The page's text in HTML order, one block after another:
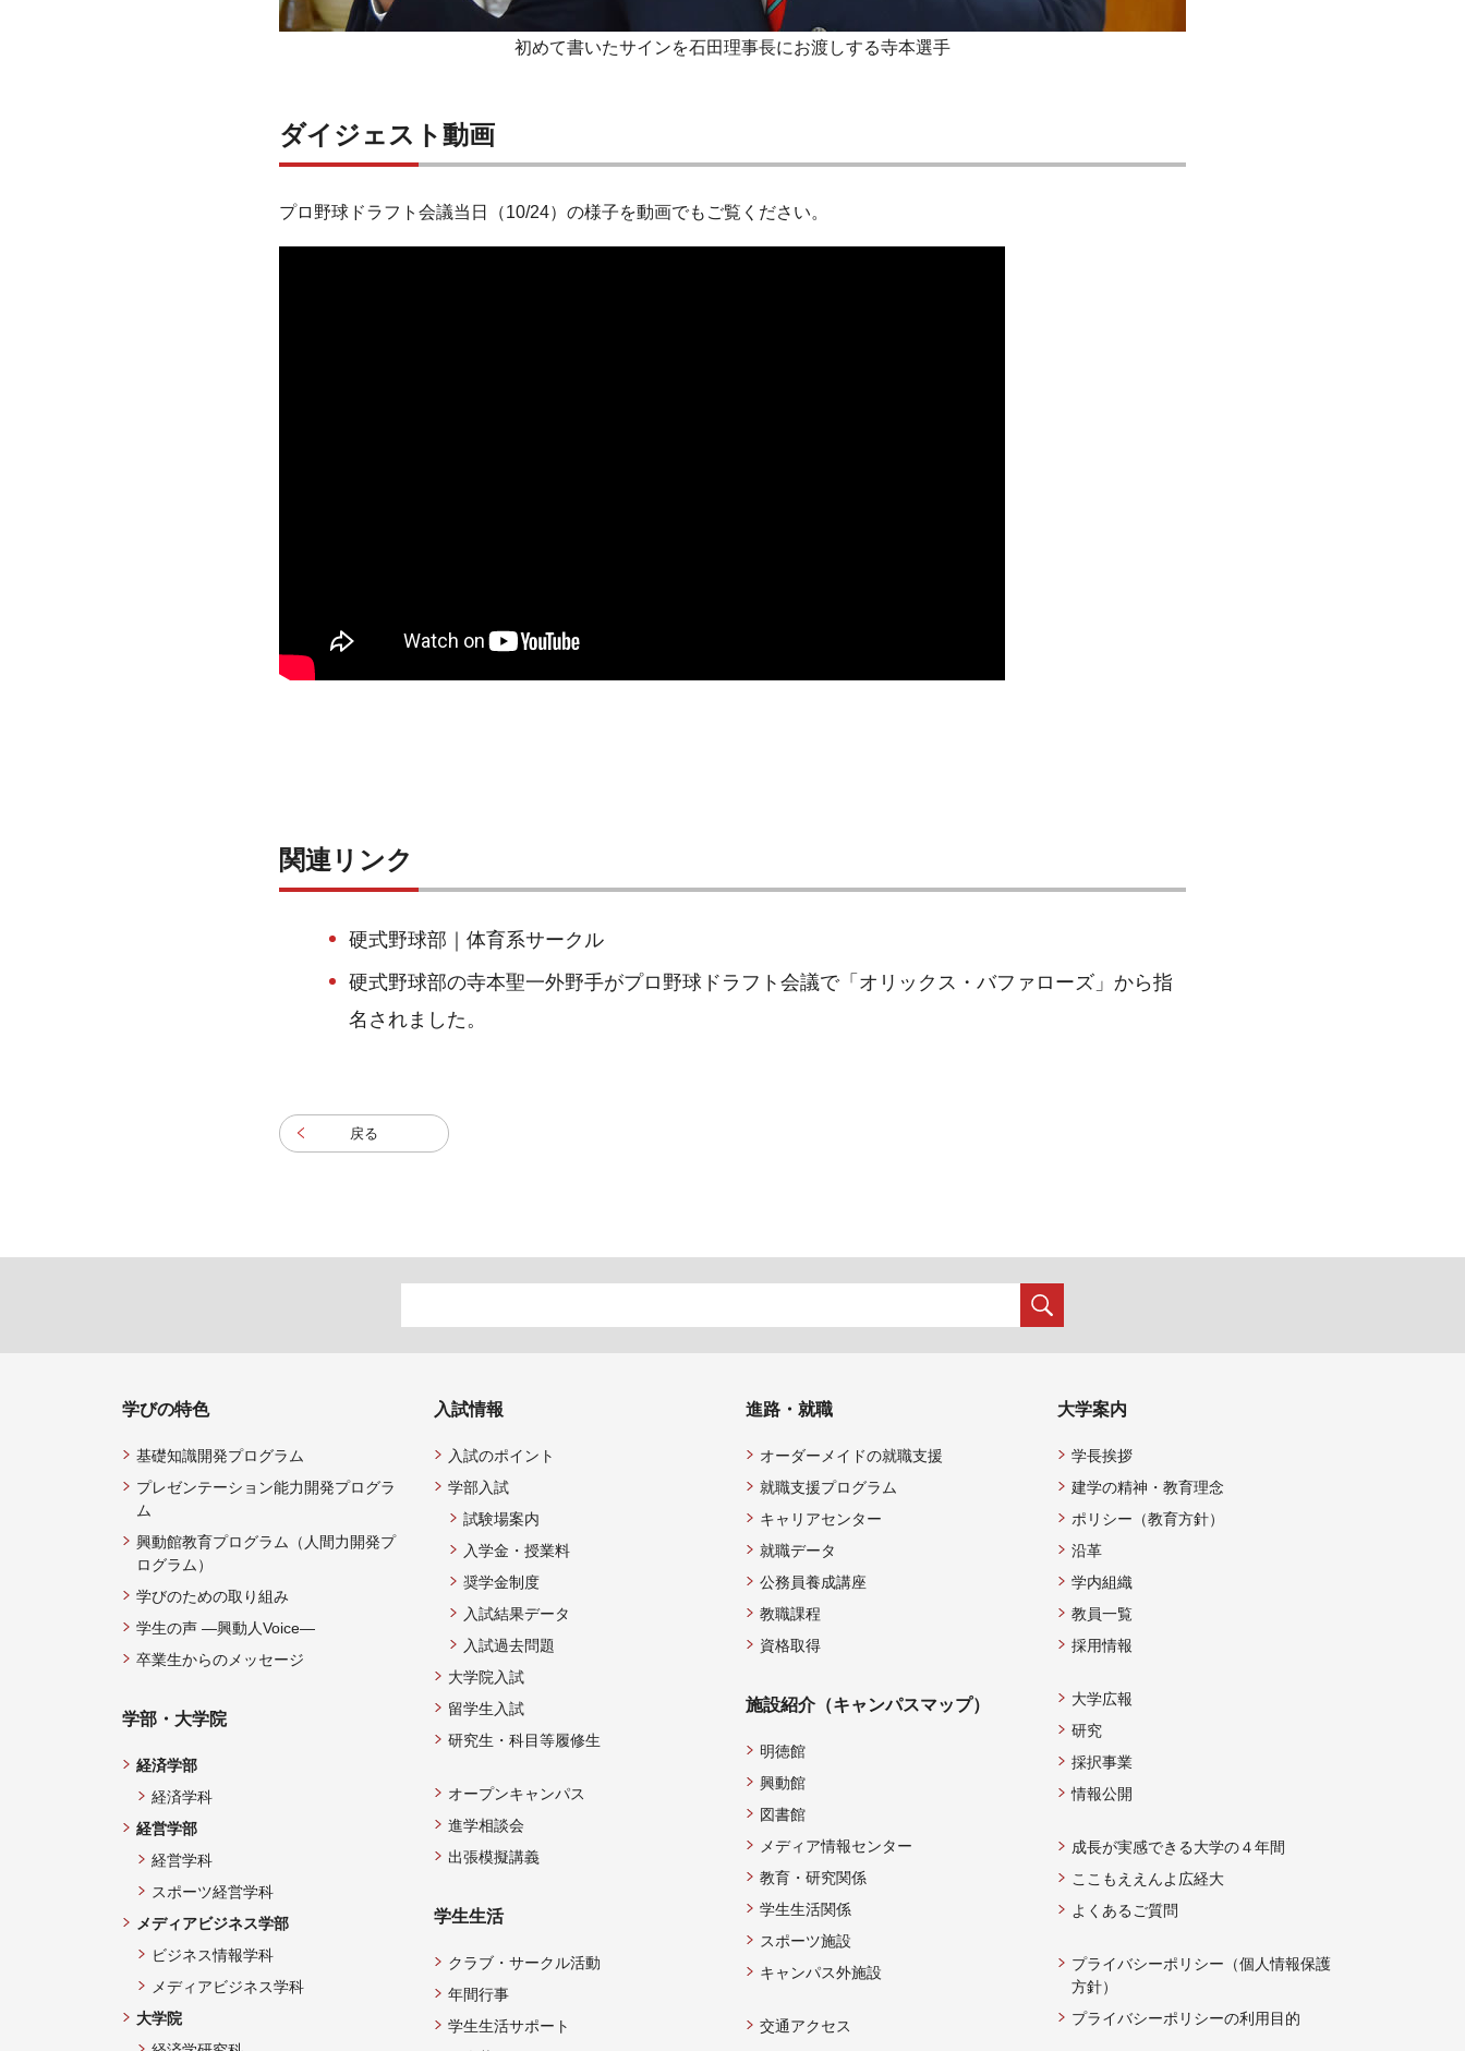
初めて書いたサインを石田理事長にお渡しする寺本選手
ダイジェスト動画
プロ野球ドラフト会議当日（10/24）の様子を動画でもご覧ください。
関連リンク
硬式野球部｜体育系サークル
硬式野球部の寺本聖一外野手がプロ野球ドラフト会議で「オリックス・バファローズ」から指
名されました。
戻る
学びの特色
基礎知識開発プログラム
プレゼンテーション能力開発プログラ
ム
興動館教育プログラム（人間力開発プ
ログラム）
学びのための取り組み
学生の声 —興動人Voice—
卒業生からのメッセージ
学部・大学院
経済学部
経済学科
経営学部
経営学科
スポーツ経営学科
メディアビジネス学部
ビジネス情報学科
メディアビジネス学科
大学院
入試情報
入試のポイント
学部入試
試験場案内
入学金・授業料
奨学金制度
入試結果データ
入試過去問題
大学院入試
留学生入試
研究生・科目等履修生
オープンキャンパス
進学相談会
出張模擬講義
学生生活
クラブ・サークル活動
年間行事
学生生活サポート
進路・就職
オーダーメイドの就職支援
就職支援プログラム
キャリアセンター
就職データ
公務員養成講座
教職課程
資格取得
施設紹介（キャンパスマップ）
明徳館
興動館
図書館
メディア情報センター
教育・研究関係
学生生活関係
スポーツ施設
キャンパス外施設
交通アクセス
大学案内
学長挨拶
建学の精神・教育理念
ポリシー（教育方針）
沿革
学内組織
教員一覧
採用情報
大学広報
研究
採択事業
情報公開
成長が実感できる大学の４年間
ここもええんよ広経大
よくあるご質問
プライバシーポリシー（個人情報保護
方針）
プライバシーポリシーの利用目的